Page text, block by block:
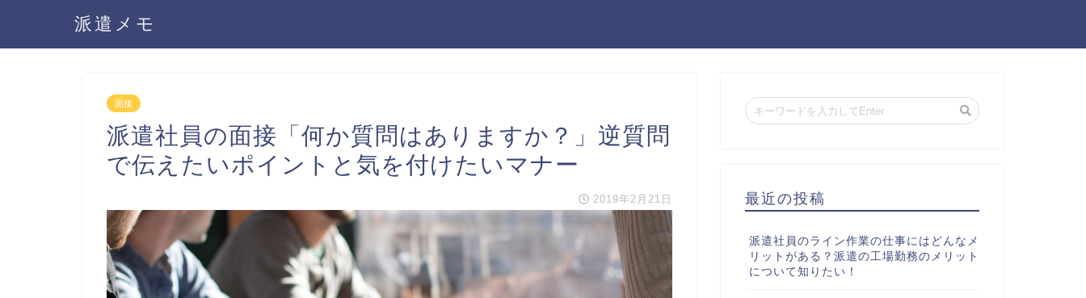
派遣メモ
面接
派遣社員の面接「何か質問はありますか？」逆質問
で伝えたいポイントと気を付けたいマナー
2019年2月21日 最近の投稿
派遣社員のライン作業の仕事にはどんなメ
リットがある？派遣の工場勤務のメリット
について知りたい！